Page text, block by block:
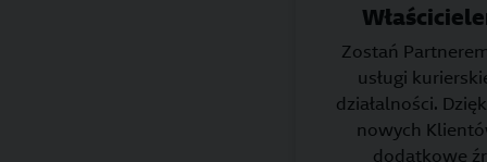
Zostań
usługi
działalności.
nowych
dodatkowe